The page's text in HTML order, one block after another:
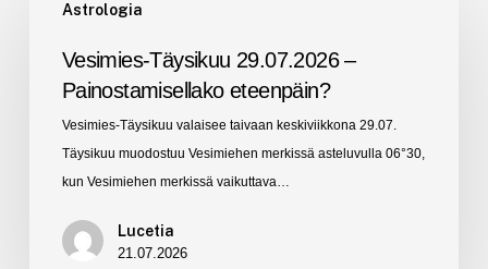
Astrologia
Täysikuu
Painostamisellako
eteenpäin?
Vesimies-Täysikuu 29.07.2026 –
Painostamisellako eteenpäin?
Vesimies-Täysikuu valaisee taivaan keskiviikkona 29.07.
Täysikuu muodostuu Vesimiehen merkissä asteluvulla 06°30,
kun Vesimiehen merkissä vaikuttava…
Lucetia
21.07.2026